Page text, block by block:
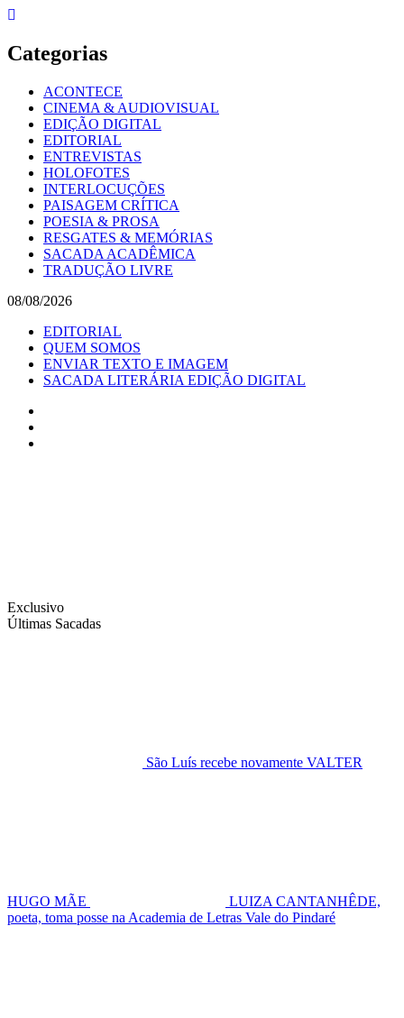
Skip
content
Categorias
ACONTECE
CINEMA & AUDIOVISUAL
EDIÇÃO DIGITAL
EDITORIAL
ENTREVISTAS
HOLOFOTES
INTERLOCUÇÕES
PAISAGEM CRÍTICA
POESIA & PROSA
RESGATES & MEMÓRIAS
SACADA ACADÊMICA
TRADUÇÃO LIVRE
08/08/2026
EDITORIAL
QUEM SOMOS
ENVIAR TEXTO E IMAGEM
SACADA LITERÁRIA EDIÇÃO DIGITAL
Exclusivo
Últimas Sacadas
São Luís recebe novamente VALTER
HUGO MÃE
LUIZA CANTANHÊDE,
poeta, toma posse na Academia de Letras Vale do Pindaré